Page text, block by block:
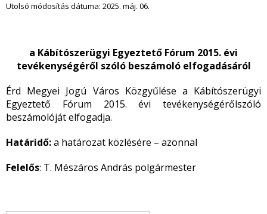
Utolsó módosítás dátuma: 2025. máj. 06.
a Kábítószerügyi Egyeztető Fórum 2015. évi
tevékenységéről szóló beszámoló elfogadásáról
Érd Megyei Jogú Város Közgyűlése a Kábítószerügyi
Egyeztető Fórum 2015. évi tevékenységérőlszóló
beszámolóját elfogadja.
Határidő:a határozat közlésére – azonnal
Felelős: T. Mészáros András polgármester